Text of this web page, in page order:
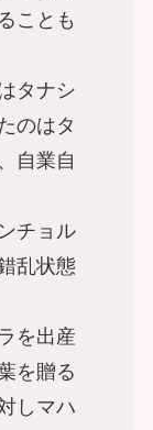
ことも
タナシ
のはタ
自業自
チョル
乱状態
を出産
を贈る
しマハ